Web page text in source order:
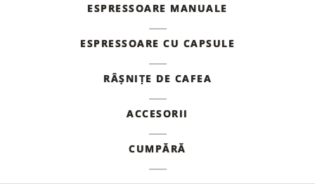
ESPRESSOARE MANUALE
ESPRESSOARE CU CAPSULE
RÂȘNIȚE DE CAFEA
ACCESORII
CUMPĂRĂ